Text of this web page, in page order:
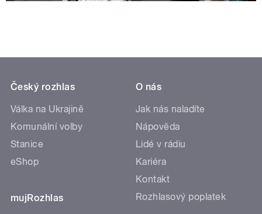
Český rozhlas
Válka na Ukrajině
Komunální volby
Stanice
eShop
mujRozhlas
O nás
Jak nás naladíte
Nápověda
Lidé v rádiu
Kariéra
Kontakt
Rozhlasový poplatek